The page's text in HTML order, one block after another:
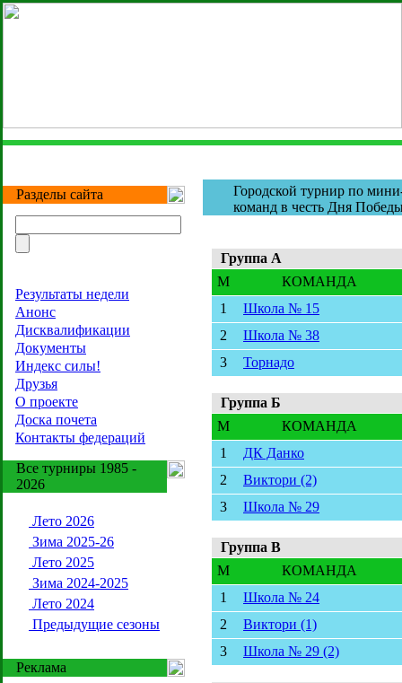
Разделы сайта
Результаты недели
Анонс
Дисквалификации
Документы
Индекс силы!
Друзья
О проекте
Доска почета
Контакты федераций
Все турниры 1985 -
2026
Лето 2026
Зима 2025-26
Лето 2025
Зима 2024-2025
Лето 2024
Предыдущие сезоны
Реклама
Городской турнир по
команд в честь Дня
Группа A
M
КОМАНДА
1
Школа № 15
2
Школа № 38
3
Торнадо
Группа Б
M
КОМАНДА
1
ДК Данко
2
Виктори (2)
3
Школа № 29
Группа В
M
КОМАНДА
1
Школа № 24
2
Виктори (1)
3
Школа № 29 (2)